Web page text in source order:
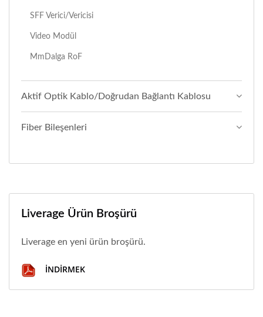
SFF Verici/vericisi
Video Modül
MmDalga RoF
Aktif Optik Kablo/Doğrudan Bağlantı Kablosu
Fiber Bileşenleri
Liverage Ürün Broşürü
Liverage en yeni ürün broşürü.
İNDIRMEK